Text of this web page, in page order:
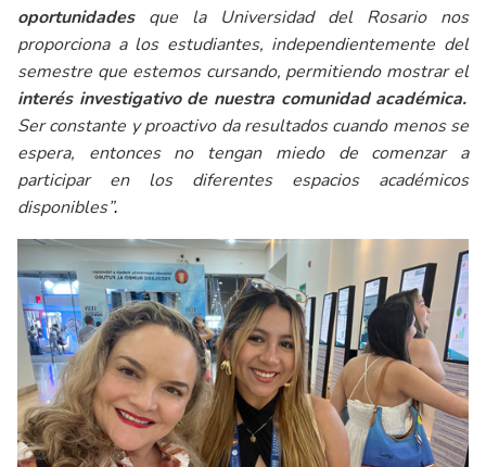
oportunidadesque la Universidad del Rosario nos
proporciona a los estudiantes, independientemente del
semestre que estemos cursando, permitiendo mostrar el
interés investigativo de nuestra comunidad académica.
Ser constante y proactivo da resultados cuando menos se
espera, entonces no tengan miedo de comenzar a
participar en los diferentes espacios académicos
disponibles”.